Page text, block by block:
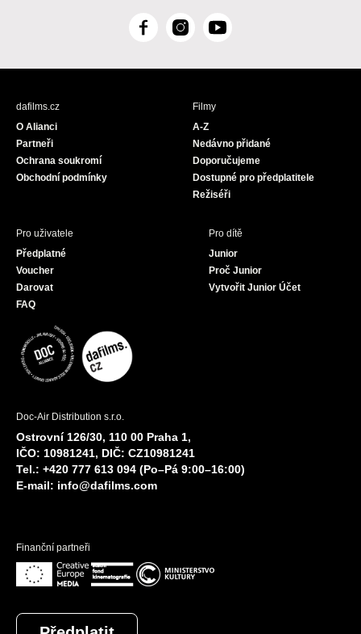
F
c
I
s
Y
u
dafilms.cz
O Alianci
Partneři
Ochrana soukromí
Obchodní podmínky
Filmy
A-Z
Nedávno přidané
Doporučujeme
Dostupné pro předplatitele
Režiséři
Pro uživatele
Předplatné
Voucher
Darovat
FAQ
Pro dítě
Junior
Proč Junior
Vytvořit Junior Účet
Doc-Air Distribution s.r.o.
Ostrovní 126/30, 110 00 Praha 1,
IČO: 10981241, DIČ: CZ10981241
Tel.: +420 777 613 094 (Po–Pá 9:00–16:00)
E-mail: info@dafilms.com
Finanční partneři